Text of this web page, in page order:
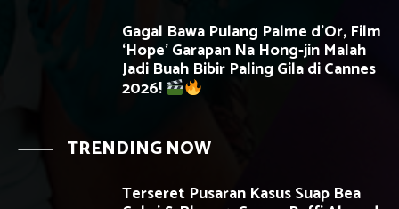
Gagal Bawa Pulang Palme d’Or, Film
‘Hope’ Garapan Na Hong-jin Malah
Jadi Buah Bibir Paling Gila di Cannes
2026!
TRENDING NOW
Terseret Pusaran Kasus Suap Bea